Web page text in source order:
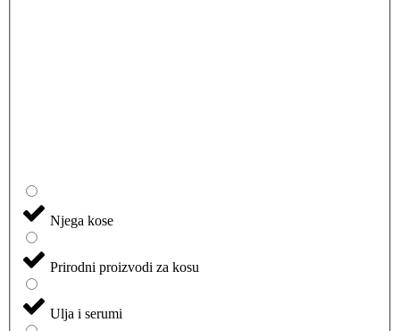
Njega kose
Prirodni proizvodi za kosu
Ulja i serumi